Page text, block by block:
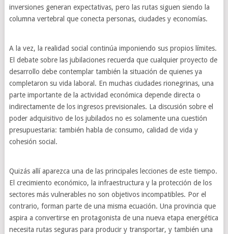
inversiones generan expectativas, pero las rutas siguen siendo la
columna vertebral que conecta personas, ciudades y economías.
A la vez, la realidad social continúa imponiendo sus propios límites.
El debate sobre las jubilaciones recuerda que cualquier proyecto de
desarrollo debe contemplar también la situación de quienes ya
completaron su vida laboral. En muchas ciudades rionegrinas, una
parte importante de la actividad económica depende directa o
indirectamente de los ingresos previsionales. La discusión sobre el
poder adquisitivo de los jubilados no es solamente una cuestión
presupuestaria: también habla de consumo, calidad de vida y
cohesión social.
Quizás allí aparezca una de las principales lecciones de este tiempo.
El crecimiento económico, la infraestructura y la protección de los
sectores más vulnerables no son objetivos incompatibles. Por el
contrario, forman parte de una misma ecuación. Una provincia que
aspira a convertirse en protagonista de una nueva etapa energética
necesita rutas seguras para producir y transportar, y también una